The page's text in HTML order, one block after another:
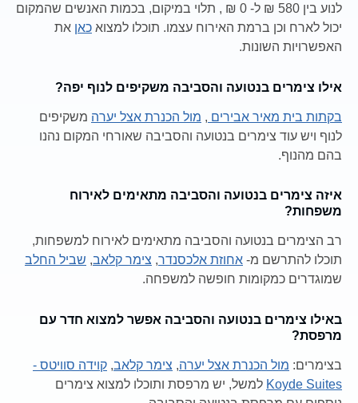
לנוע בין 580 ₪ ל- 0 ₪ , תלוי במיקום, בכמות האנשים שהמקום
יכול לארח וכן ברמת האירוח עצמו. תוכלו למצוא כאן את
האפשרויות השונות.
אילו צימרים בנטועה והסביבה משקיפים לנוף יפה?
בקתות בית מאיר אבירים , מול הכנרת אצל יערה משקיפים
לנוף ויש עוד צימרים בנטועה והסביבה שאורחי המקום נהנו
בהם מהנוף.
איזה צימרים בנטועה והסביבה מתאימים לאירוח
משפחות?
רב הצימרים בנטועה והסביבה מתאימים לאירוח למשפחות,
תוכלו להתרשם מ- אחוזת אלכסנדר, צימר קלאב, שביל החלב
שמוגדרים כמקומות חופשה למשפחה.
באילו צימרים בנטועה והסביבה אפשר למצוא חדר עם
מרפסת?
בצימרים: מול הכנרת אצל יערה, צימר קלאב, קוידה סוויטס -
Koyde Suites למשל, יש מרפסת ותוכלו למצוא צימרים